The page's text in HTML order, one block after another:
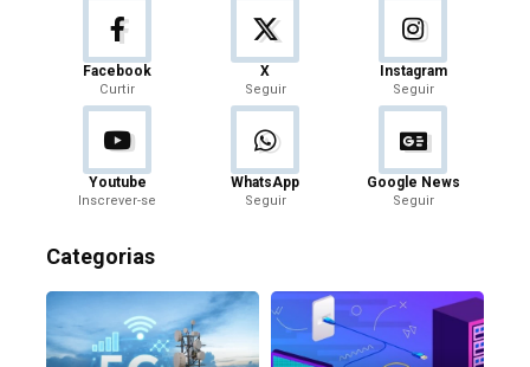
Facebook
Curtir
X
Seguir
Instagram
Seguir
Youtube
Inscrever-se
WhatsApp
Seguir
Google News
Seguir
Categorias